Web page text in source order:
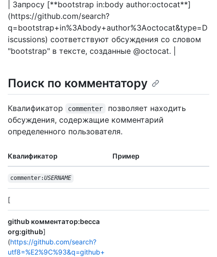
| Запросу [**bootstrap in:body author:octocat**]
(https://github.com/search?
q=bootstrap+in%3Abody+author%3Aoctocat&type=D
iscussions) соответствуют обсуждения со словом
"bootstrap" в тексте, созданные @octocat. |
Поиск по комментатору
Квалификатор commenter
позволяет находить
обсуждения, содержащие комментарий
определенного пользователя.
Квалификатор Пример
commenter:USERNAME
[
github комментатор:becca
org:github]
(https://github.com/search?
utf8=%E2%9C%93&q=github+